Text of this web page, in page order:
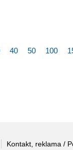
40 50 100
Kontakt, reklama /